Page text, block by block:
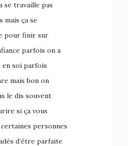
se travaille pas
mais ça se
pour finir sur
parfois on a
en soi parfois
mais bon on
le dis souvent
si ça vous
personnes
d’être parfaite